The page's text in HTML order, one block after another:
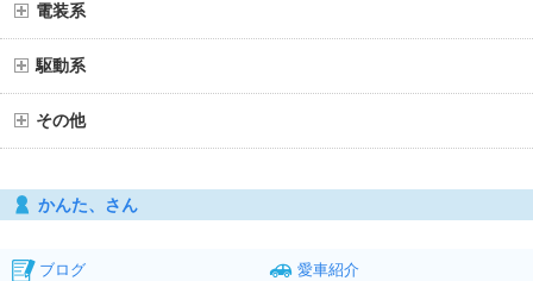
電装系
駆動系
その他
かんた、さん
ブログ
愛車紹介